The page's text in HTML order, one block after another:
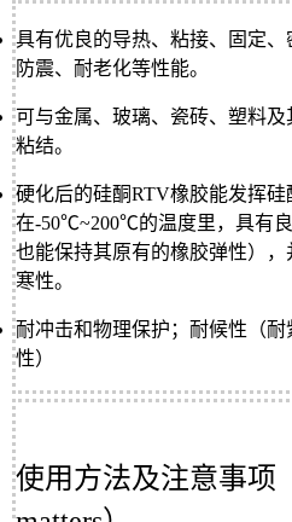
具有优良的导热、粘接、固定、
防震、耐老化等性能。
可与金属、玻璃、瓷砖、塑料
粘结。
硬化后的硅酮RTV橡胶能发挥硅
在-50℃~200℃的温度里，具有
也能保持其原有的橡胶弹性）
寒性。
耐冲击和物理保护；耐候性（
性）
使用方法及注意事项